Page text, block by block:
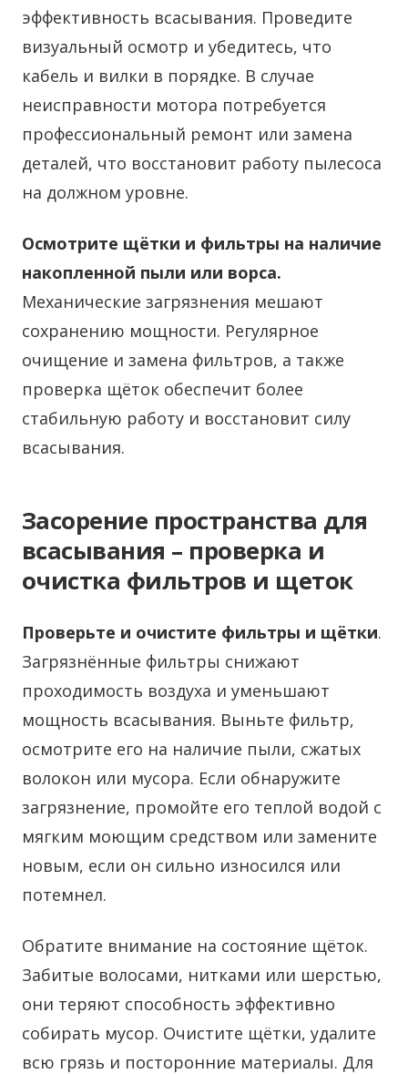
эффективность всасывания. Проведите
визуальный осмотр и убедитесь, что
кабель и вилки в порядке. В случае
неисправности мотора потребуется
профессиональный ремонт или замена
деталей, что восстановит работу пылесоса
на должном уровне.
Осмотрите щётки и фильтры на наличие
накопленной пыли или ворса.
Механические загрязнения мешают
сохранению мощности. Регулярное
очищение и замена фильтров, а также
проверка щёток обеспечит более
стабильную работу и восстановит силу
всасывания.
Засорение пространства для
всасывания – проверка и
очистка фильтров и щеток
Проверьте и очистите фильтры и щётки.
Загрязнённые фильтры снижают
проходимость воздуха и уменьшают
мощность всасывания. Выньте фильтр,
осмотрите его на наличие пыли, сжатых
волокон или мусора. Если обнаружите
загрязнение, промойте его теплой водой с
мягким моющим средством или замените
новым, если он сильно износился или
потемнел.
Обратите внимание на состояние щёток.
Забитые волосами, нитками или шерстью,
они теряют способность эффективно
собирать мусор. Очистите щётки, удалите
всю грязь и посторонние материалы. Для